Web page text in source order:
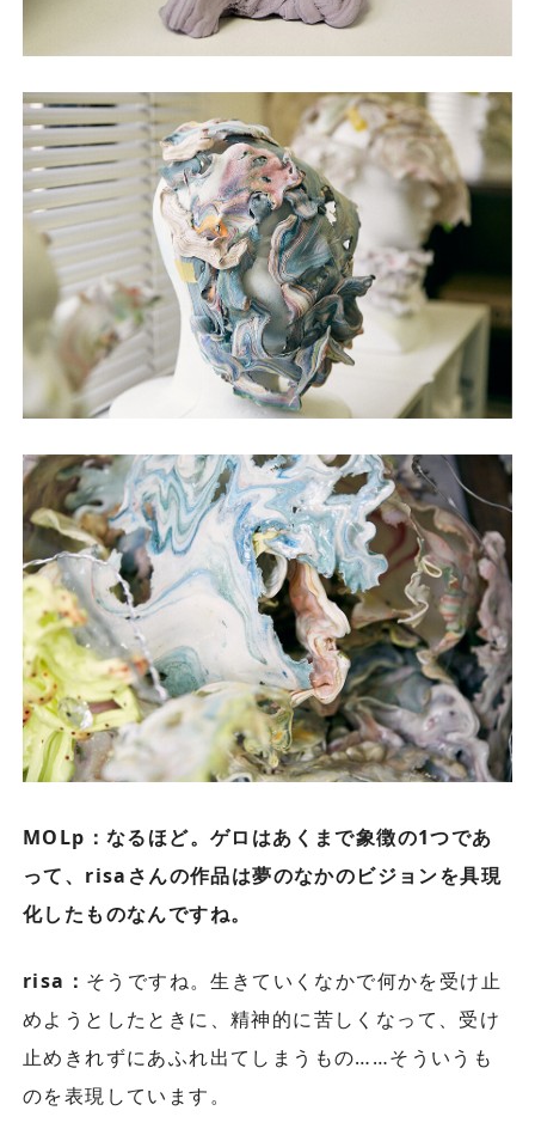
MOLp：なるほど。ゲロはあくまで象徴の1つであ
って、risaさんの作品は夢のなかのビジョンを具現
化したものなんですね。
risa： そうですね。生きていくなかで何かを受け止
めようとしたときに、精神的に苦しくなって、受け
止めきれずにあふれ出てしまうもの……そういうも
のを表現しています。